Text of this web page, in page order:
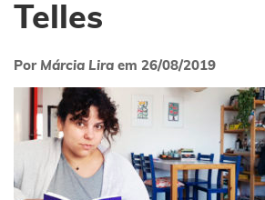
Telles
Por Márcia Lira em 26/08/2019